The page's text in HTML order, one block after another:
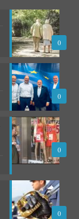
0
0
0
0